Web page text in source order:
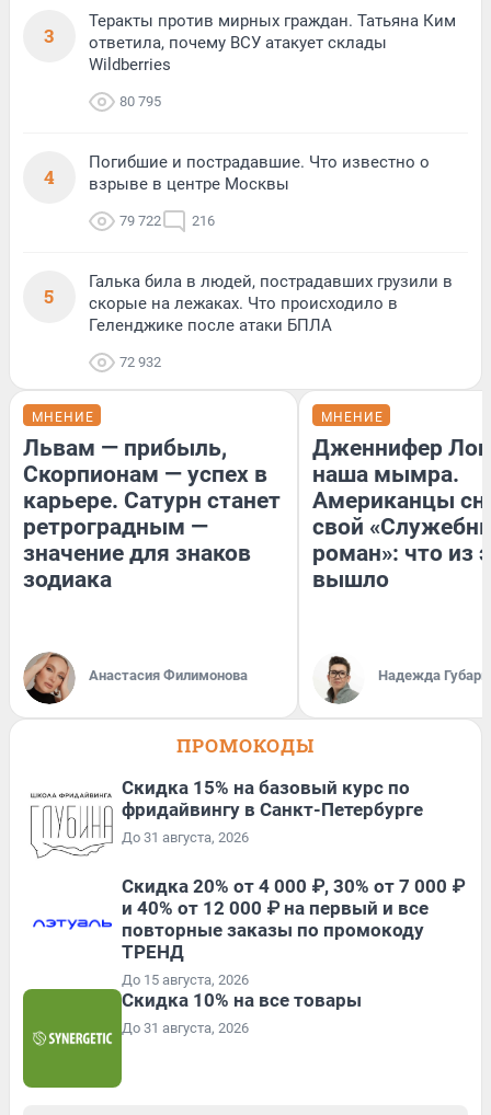
3
Теракты против мирных граждан. Татьяна Ким
ответила, почему ВСУ атакует склады
Wildberries
80 795
4
Погибшие и пострадавшие. Что известно о
взрыве в центре Москвы
79 722 216
5
Галька била в людей, пострадавших грузили в
скорые на лежаках. Что происходило в
Геленджике после атаки БПЛА
72 932
МНЕНИЕ
Львам — прибыль,
Скорпионам — успех в
карьере. Сатурн станет
ретроградным —
значение для знаков
зодиака
Анастасия Филимонова
МНЕНИЕ
Дженнифер
наша мымра.
Американцы
свой
роман»: что из
вышло
Надежда Губарь
ПРОМОКОДЫ
Скидка 15% на базовый курс по
фридайвингу в Санкт-Петербурге
До 31 августа, 2026
Скидка 20% от 4 000 ₽, 30% от 7 000 ₽
и 40% от 12 000 ₽ на первый и все
повторные заказы по промокоду
ТРЕНД
До 15 августа, 2026
Скидка 10% на все товары
До 31 августа, 2026